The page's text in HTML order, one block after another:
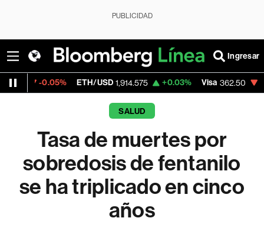
PUBLICIDAD
Ingresar
ETH/USD 1,914.575 +0.03% Visa 362.50 -2.15%
SALUD
Tasa de muertes por
sobredosis de fentanilo
se ha triplicado en cinco
años